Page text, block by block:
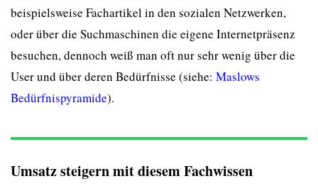
beispielsweise Fachartikel in den sozialen Netzwerken,
oder über die Suchmaschinen die eigene Internetpräsenz
besuchen, dennoch weiß man oft nur sehr wenig über die
User und über deren Bedürfnisse (siehe: Maslows
Bedürfnispyramide).
Umsatz steigern mit diesem Fachwissen